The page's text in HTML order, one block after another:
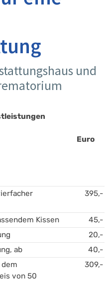
und
Euro
395,-
Kissen
45,-
20,-
ab
40,-
von 50
309,-